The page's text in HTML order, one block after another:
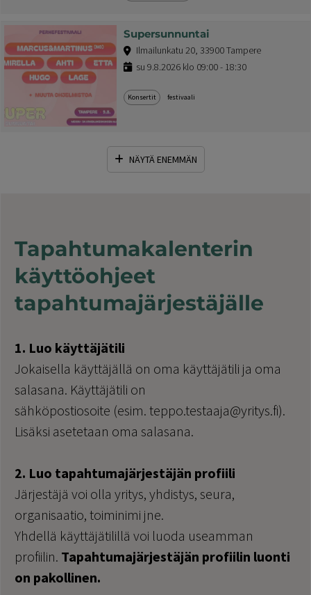
Supersunnuntai
Ilmailunkatu 20, 33900 Tampere
su 9.8.2026 klo 09:00 - 18:30
Konsertit festivaali
NÄYTÄ ENEMMÄN
Tapahtumakalenterin
käyttöohjeet
tapahtumajärjestäjälle
1. Luo käyttäjätili
Jokaisella käyttäjällä on oma käyttäjätili ja oma
salasana. Käyttäjätili on
sähköpostiosoite (esim. teppo.testaaja@yritys.fi).
Lisäksi asetetaan oma salasana.
2. Luo tapahtumajärjestäjän profiili
Järjestäjä voi olla yritys, yhdistys, seura,
organisaatio, toiminimi jne.
Yhdellä käyttäjätilillä voi luoda useamman
profiilin. Tapahtumajärjestäjän profiilin luonti
on pakollinen.